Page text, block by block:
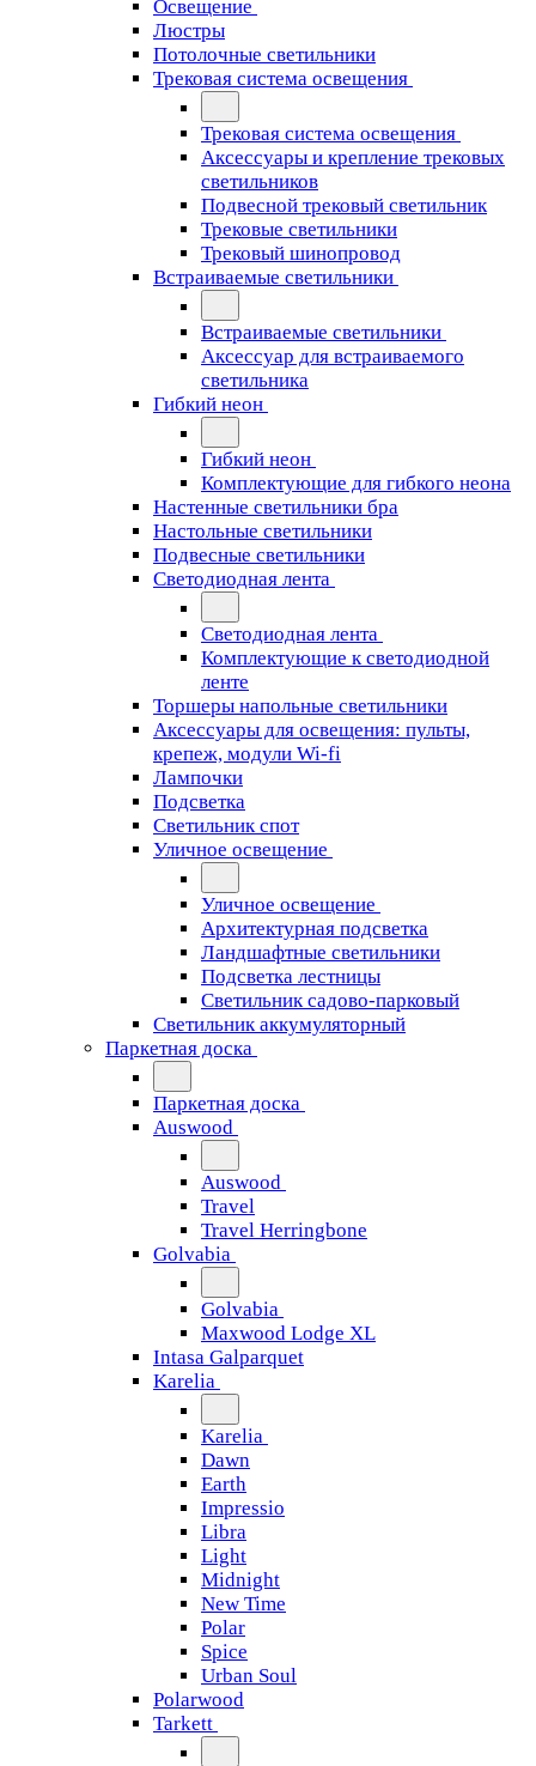
Освещение
Люстры
Потолочные светильники
Трековая система освещения
Трековая система освещения
Аксессуары и крепление трековых
светильников
Подвесной трековый светильник
Трековые светильники
Трековый шинопровод
Встраиваемые светильники
Встраиваемые светильники
Аксессуар для встраиваемого
светильника
Гибкий неон
Гибкий неон
Комплектующие для гибкого неона
Настенные светильники бра
Настольные светильники
Подвесные светильники
Светодиодная лента
Светодиодная лента
Комплектующие к светодиодной
ленте
Торшеры напольные светильники
Аксессуары для освещения: пульты,
крепеж, модули Wi-fi
Лампочки
Подсветка
Светильник спот
Уличное освещение
Уличное освещение
Архитектурная подсветка
Ландшафтные светильники
Подсветка лестницы
Светильник садово-парковый
Светильник аккумуляторный
Паркетная доска
Паркетная доска
Auswood
Auswood
Travel
Travel Herringbone
Golvabia
Golvabia
Maxwood Lodge XL
Intasa Galparquet
Karelia
Karelia
Dawn
Earth
Impressio
Libra
Light
Midnight
New Time
Polar
Spice
Urban Soul
Polarwood
Tarkett